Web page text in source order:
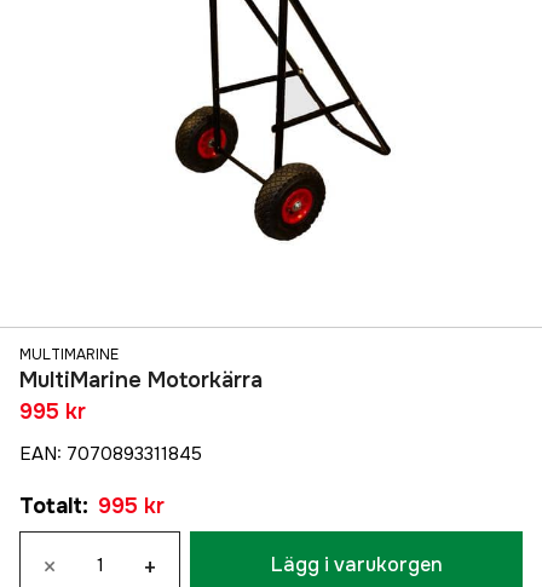
MULTIMARINE
MultiMarine Motorkärra
995 kr
EAN: 7070893311845
Totalt: 995 kr
× + Lägg i varukorgen